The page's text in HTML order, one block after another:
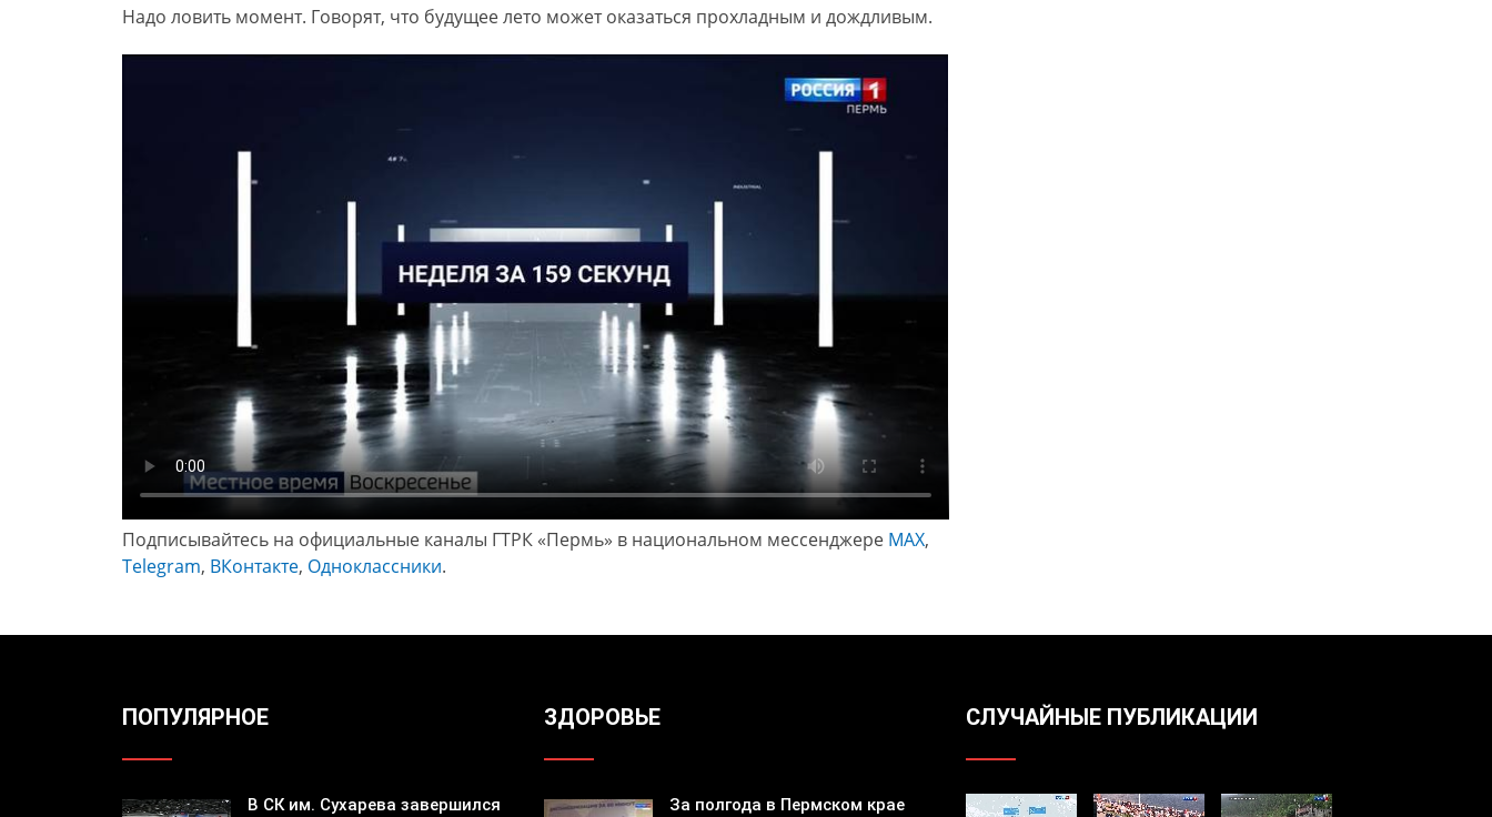
Надо ловить момент. Говорят, что будущее лето может оказаться прохладным и дождливым.
Подписывайтесь на официальные каналы ГТРК «Пермь» в национальном мессенджере МАХ,
Telegram, ВКонтакте, Одноклассники.
ПОПУЛЯРНОЕ
В СК им. Сухарева завершился
ЗДОРОВЬЕ
За полгода в Пермском крае
СЛУЧАЙНЫЕ ПУБЛИКАЦИИ